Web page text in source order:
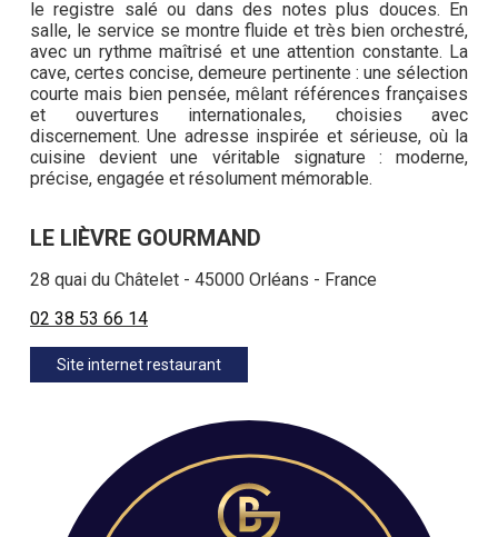
le registre salé ou dans des notes plus douces. En
salle, le service se montre fluide et très bien orchestré,
avec un rythme maîtrisé et une attention constante. La
cave, certes concise, demeure pertinente : une sélection
courte mais bien pensée, mêlant références françaises
et ouvertures internationales, choisies avec
discernement. Une adresse inspirée et sérieuse, où la
cuisine devient une véritable signature : moderne,
précise, engagée et résolument mémorable.
LE LIÈVRE GOURMAND
28 quai du Châtelet - 45000 Orléans - France
02 38 53 66 14
Site internet restaurant